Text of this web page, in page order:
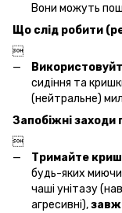
Вони можуть
Що слід робити

сидіння та
(нейтральне)
Запобіжні заходи

Тримайте
будь-яких
чаші унітазу
агресивні),